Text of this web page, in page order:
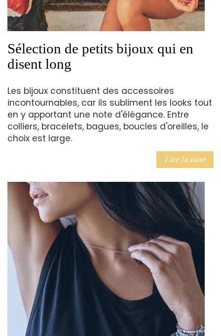
Sélection de petits bijoux qui en
disent long
Les bijoux constituent des accessoires
incontournables, car ils subliment les looks tout
en y apportant une note d'élégance. Entre
colliers, bracelets, bagues, boucles d'oreilles, le
choix est large.
Lire la suite